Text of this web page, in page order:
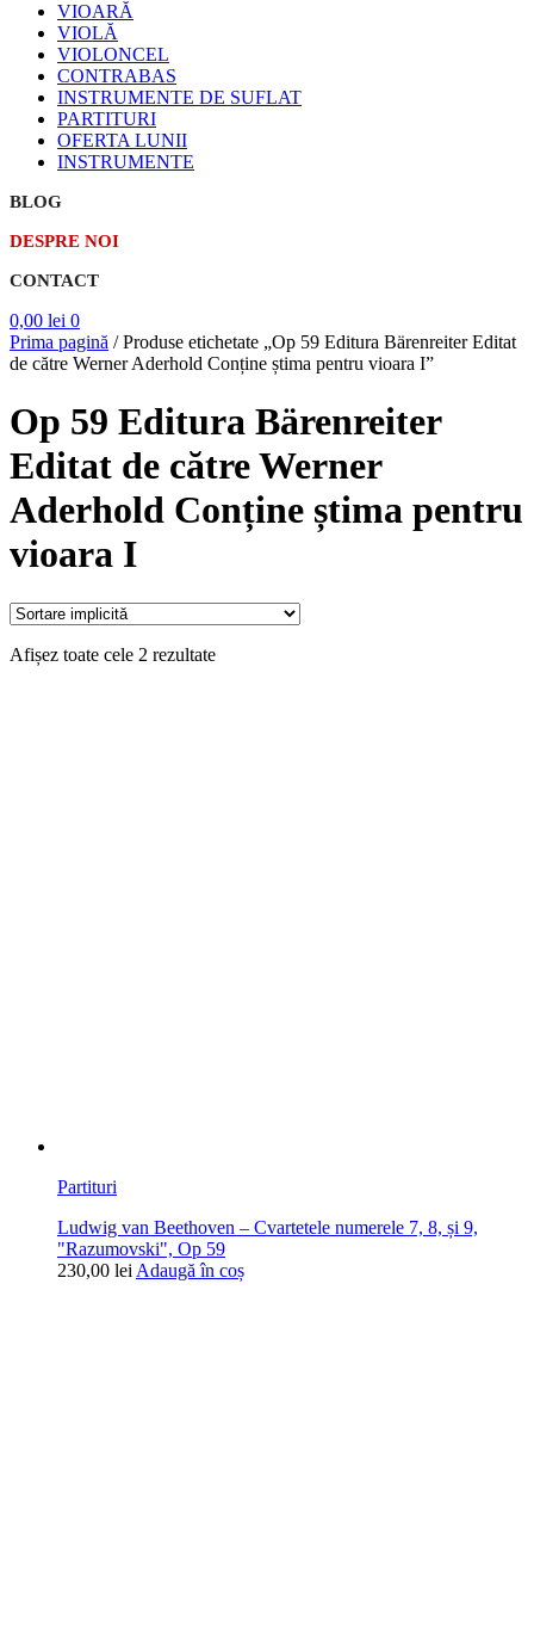
VIOARĂ
VIOLĂ
VIOLONCEL
CONTRABAS
INSTRUMENTE DE SUFLAT
PARTITURI
OFERTA LUNII
INSTRUMENTE
BLOG
DESPRE NOI
CONTACT
0,00 lei 0
Prima pagină /Produse etichetate „Op 59 Editura Bärenreiter Editat
de către Werner Aderhold Conține știma pentru vioara I”
Op 59 Editura Bärenreiter
Editat de către Werner
Aderhold Conține știma pentru
vioara I
Afișez toate cele 2 rezultate
Partituri
Ludwig van Beethoven – Cvartetele numerele 7, 8, și 9,
"Razumovski", Op 59
230,00 lei Adaugă în coș